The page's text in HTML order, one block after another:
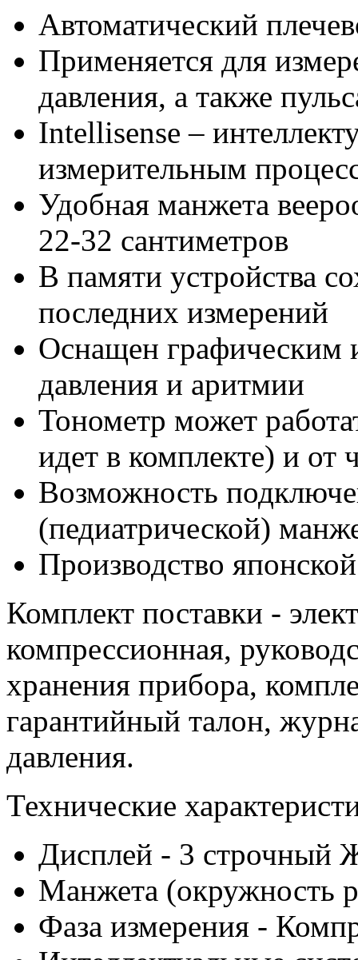
Автоматический
Применяется для
давления, а также
Intellisense –
измерительным
Удобная манжета
22-32 сантиметров
В памяти устройства
последних измерений
Оснащен графическим
давления и аритмии
Тонометр может
идет в комплекте) и
Возможность
(педиатрической)
Производство
Комплект поставки -
компрессионная,
хранения прибора,
гарантийный талон,
давления.
Технические
Дисплей - 3 строчный
Манжета (окружность
Фаза измерения -